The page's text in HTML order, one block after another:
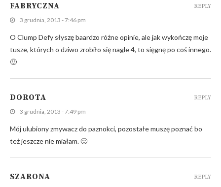
FABRYCZNA
3 grudnia, 2013 - 7:46 pm
O Clump Defy słyszę baardzo różne opinie, ale jak wykończę moje
tusze, których o dziwo zrobiło się nagle 4, to sięgnę po coś innego.
🙂
REPLY
DOROTA
3 grudnia, 2013 - 7:49 pm
Mój ulubiony zmywacz do paznokci, pozostałe muszę poznać bo
też jeszcze nie miałam. 🙂
REPLY
SZARONA REPLY